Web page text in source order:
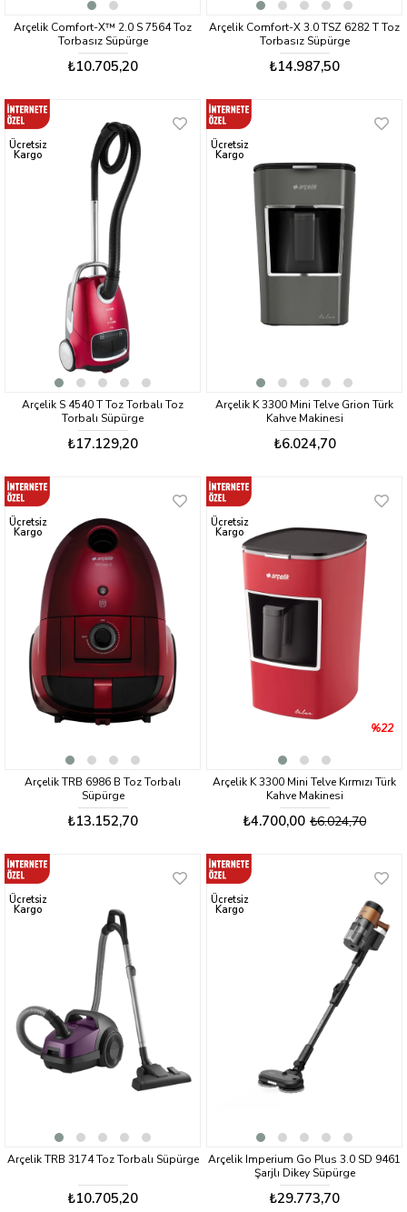
Arçelik Comfort-X™ 2.0 S 7564 Toz
Torbasız Süpürge
₺10.705,20
Arçelik Comfort-X 3.0 TSZ 6282 T Toz
Torbasız Süpürge
₺14.987,50
Arçelik S 4540 T Toz Torbalı Toz
Torbalı Süpürge
₺17.129,20
Ücretsiz
Kargo
Arçelik K 3300 Mini Telve Grion Türk
Kahve Makinesi
₺6.024,70
Ücretsiz
Kargo
Arçelik TRB 6986 B Toz Torbalı
Süpürge
₺13.152,70
Ücretsiz
Kargo
Arçelik K 3300 Mini Telve Kırmızı Türk
Kahve Makinesi
₺4.700,00 ₺6.024,70
%22
Ücretsiz
Kargo
Arçelik TRB 3174 Toz Torbalı Süpürge
₺10.705,20
Ücretsiz
Kargo
Arçelik Imperium Go Plus 3.0 SD 9461
Şarjlı Dikey Süpürge
₺29.773,70
Ücretsiz
Kargo